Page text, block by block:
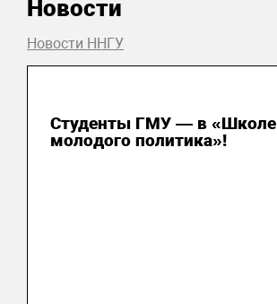
Новости
Новости ННГУ
Студенты ГМУ — в «Школе
молодого политика»!